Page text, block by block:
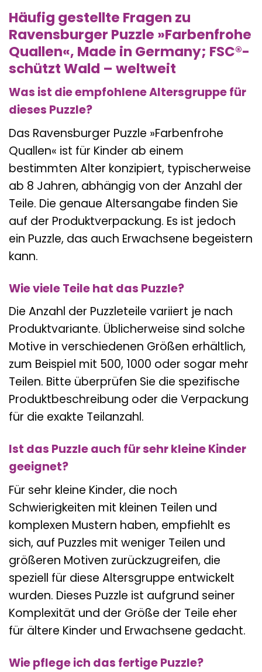
Häufig gestellte Fragen zu
Ravensburger Puzzle »Farbenfrohe
Quallen«, Made in Germany; FSC®-
schützt Wald – weltweit
Was ist die empfohlene Altersgruppe für
dieses Puzzle?
Das Ravensburger Puzzle »Farbenfrohe
Quallen« ist für Kinder ab einem
bestimmten Alter konzipiert, typischerweise
ab 8 Jahren, abhängig von der Anzahl der
Teile. Die genaue Altersangabe finden Sie
auf der Produktverpackung. Es ist jedoch
ein Puzzle, das auch Erwachsene begeistern
kann.
Wie viele Teile hat das Puzzle?
Die Anzahl der Puzzleteile variiert je nach
Produktvariante. Üblicherweise sind solche
Motive in verschiedenen Größen erhältlich,
zum Beispiel mit 500, 1000 oder sogar mehr
Teilen. Bitte überprüfen Sie die spezifische
Produktbeschreibung oder die Verpackung
für die exakte Teilanzahl.
Ist das Puzzle auch für sehr kleine Kinder
geeignet?
Für sehr kleine Kinder, die noch
Schwierigkeiten mit kleinen Teilen und
komplexen Mustern haben, empfiehlt es
sich, auf Puzzles mit weniger Teilen und
größeren Motiven zurückzugreifen, die
speziell für diese Altersgruppe entwickelt
wurden. Dieses Puzzle ist aufgrund seiner
Komplexität und der Größe der Teile eher
für ältere Kinder und Erwachsene gedacht.
Wie pflege ich das fertige Puzzle?